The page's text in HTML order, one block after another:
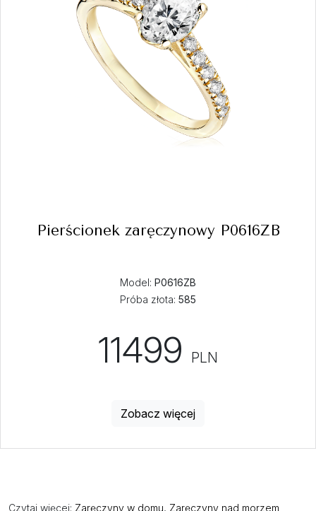
Pierścionek zaręczynowy P0616ZB
Model: P0616ZB
Próba złota: 585
11499 PLN
Zobacz więcej
Czytaj więcej: Zaręczyny w domu, Zaręczyny nad morzem